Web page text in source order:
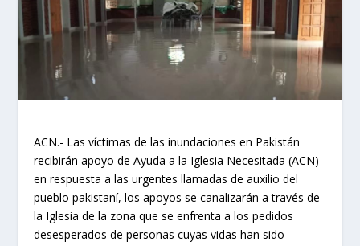
ACN.- Las víctimas de las inundaciones en Pakistán
recibirán apoyo de Ayuda a la Iglesia Necesitada (ACN)
en respuesta a las urgentes llamadas de auxilio del
pueblo pakistaní, los apoyos se canalizarán a través de
la Iglesia de la zona que se enfrenta a los pedidos
desesperados de personas cuyas vidas han sido